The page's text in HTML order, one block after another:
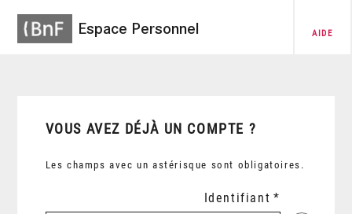
Espace Personnel AIDE
VOUS AVEZ DÉJÀ UN COMPTE ?
Les champs avec un astérisque sont obligatoires.
Identifiant